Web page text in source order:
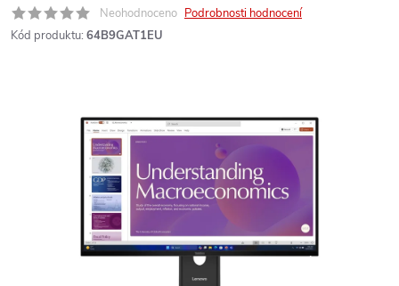
Neohodnoceno Podrobnosti hodnocení
Kód produktu: 64B9GAT1EU